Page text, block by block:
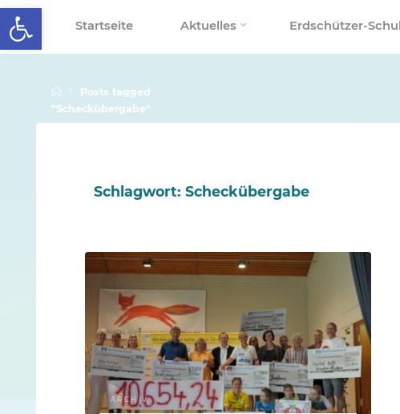
Werkzeugleiste öffnen
Skip
to
content
Startseite Aktuelles Erdschützer-
HomePosts tagged
"Scheckübergabe"
Schlagwort: Scheckübergabe
ARCHIV